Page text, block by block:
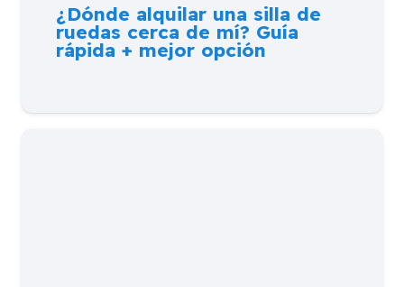
¿Dónde alquilar una silla de
ruedas cerca de mí? Guía
rápida + mejor opción